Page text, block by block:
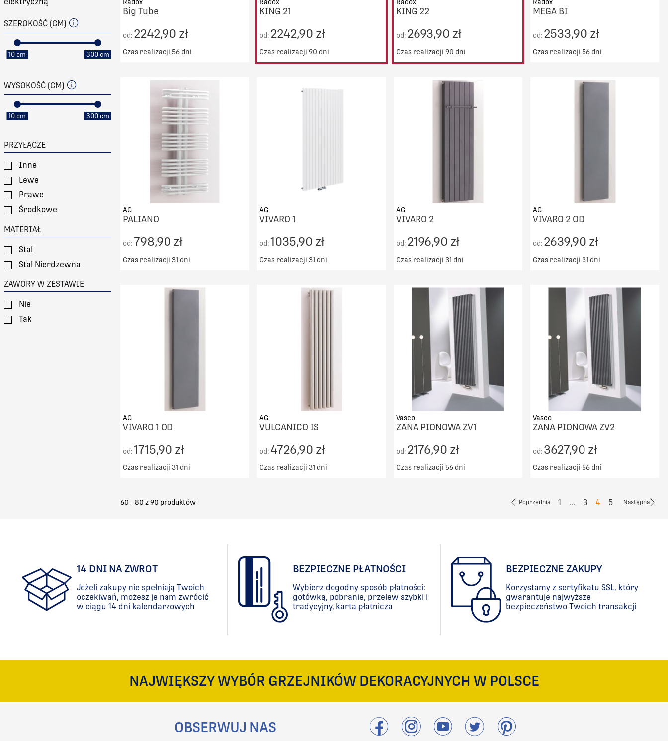
SZEROKOŚĆ (CM)
10 cm 300 cm
WYSOKOŚĆ (CM)
10 cm 300 cm
PRZYŁĄCZE
Inne
Lewe
Prawe
Środkowe
MATERIAŁ
Stal
Stal Nierdzewna
ZAWORY W ZESTAWIE
Nie
Tak
Radox
Big Tube
od: 2242,90 zł
Czas realizacji 56 dni
PORÓWNAJ
Radox
KING 21
od: 2242,90 zł
Czas realizacji 90 dni
Radox
KING 22
od: 2693,90 zł
Czas realizacji 90 dni
Radox
MEGA BI
od: 2533,90 zł
Czas realizacji 56 dni
DO KOSZYKA
AG
PALIANO
od:798,90 zł
Czas realizacji 31 dni
DO KOSZYKA
AG
VIVARO 1
od:1035,90 zł
Czas realizacji 31 dni
DO KOSZYKA
AG
VIVARO 2
od: 2196,90 zł
Czas realizacji 31 dni
DO KOSZYKA
PORÓWNAJ
AG
VIVARO 2 OD
od: 2639,90 zł
Czas realizacji 31 dni
DO KOSZYKA
PORÓWNAJ
AG
VIVARO 1 OD
od:1715,90 zł
Czas realizacji 31 dni
DO KOSZYKA
AG
VULCANICO IS
od: 4726,90 zł
Czas realizacji 31 dni
Vasco
ZANA PIONOWA ZV1
od: 2176,90 zł
Czas realizacji 56 dni
Vasco
ZANA PIONOWA ZV2
od: 3627,90 zł
Czas realizacji 56 dni
DO KOSZYKA
60 - 80 z90 produktów Poprzednia 1 ... 3 4 5 Następna
14 DNI NA ZWROT
Jeżeli zakupy nie spełniają Twoich
oczekiwań, możesz je nam zwrócić
w ciągu 14 dni kalendarzowych
BEZPIECZNE PŁATNOŚCI
Wybierz dogodny sposób płatności:
gotówką, pobranie, przelew szybki i
tradycyjny, karta płatnicza
BEZPIECZNE ZAKUPY
Korzystamy z sertyfikatu SSL, który
gwarantuje najwyższe
bezpieczeństwo Twoich transakcji
NAJWIĘKSZY WYBÓR GRZEJNIKÓW DEKORACYJNYCH W POLSCE
OBSERWUJ NAS